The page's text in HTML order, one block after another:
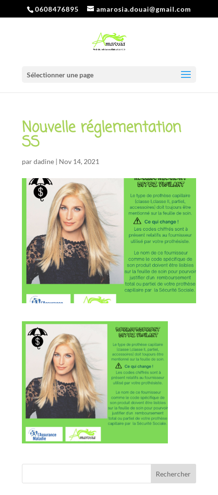
0608476895 amarosia.douai@gmail.com
Sélectionner une page
Nouvelle réglementation
SS
pardadine| Nov 14, 2021